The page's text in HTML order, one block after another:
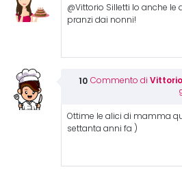
@Vittorio Silletti Io anche le
pranzi dai nonni!
Commento di
Ottime le alici di mamma
settanta anni fa )